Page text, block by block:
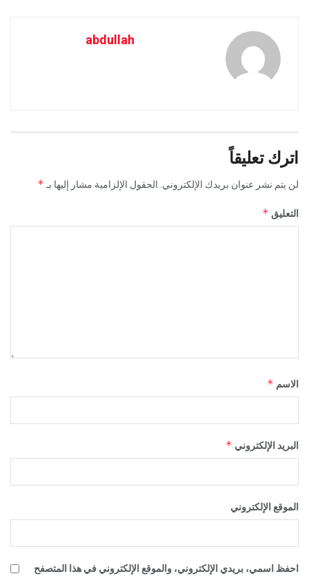
abdullah
اترك تعليقاً
لن يتم نشر عنوان بريدك الإلكتروني. الحقول الإلزامية مشار إليها بـ*
التعليق*
الاسم*
البريد الإلكتروني*
الموقع الإلكتروني
احفظ اسمي، بريدي الإلكتروني، والموقع الإلكتروني في هذا المتصفح